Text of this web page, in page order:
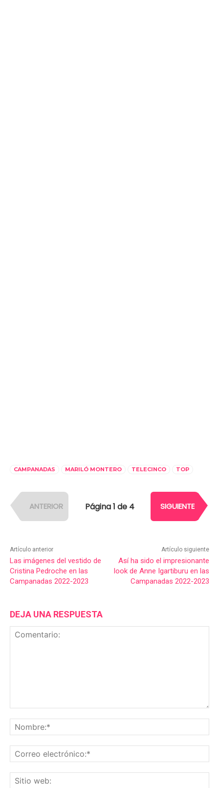
CAMPANADAS MARILÓ MONTERO TELECINCO TOP
ANTERIOR Página 1 de 4 SIGUIENTE
Artículo anterior
Las imágenes del vestido de
Cristina Pedroche en las
Campanadas 2022-2023
Artículo siguiente
Así ha sido el impresionante
look de Anne Igartiburu en las
Campanadas 2022-2023
DEJA UNA RESPUESTA